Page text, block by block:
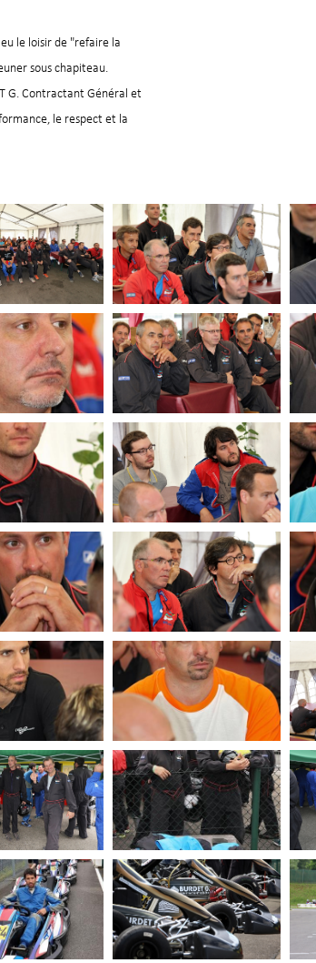
le loisir de "refaire la
sous chapiteau.
G. Contractant Général et
le respect et la